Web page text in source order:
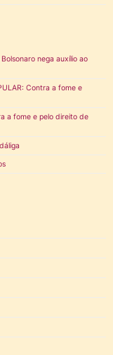
nega auxílio ao
Contra a fome e
a fome e pelo direito de